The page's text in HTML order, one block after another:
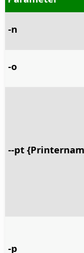
-n
-o
--pt
-p